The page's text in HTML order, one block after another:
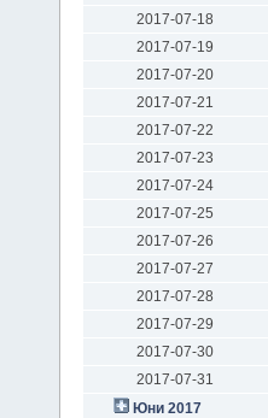
2017-07-18
2017-07-19
2017-07-20
2017-07-21
2017-07-22
2017-07-23
2017-07-24
2017-07-25
2017-07-26
2017-07-27
2017-07-28
2017-07-29
2017-07-30
2017-07-31
Юни 2017